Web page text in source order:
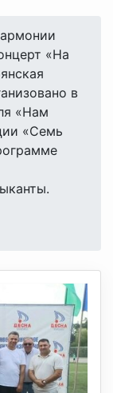
«На
в
«Нам
«Семь